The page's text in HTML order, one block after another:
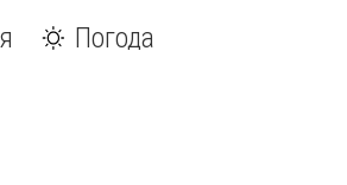
Погода